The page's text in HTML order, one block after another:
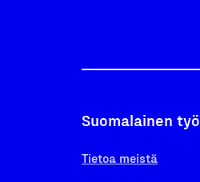
Suomalainen työ
Tietoa meistä